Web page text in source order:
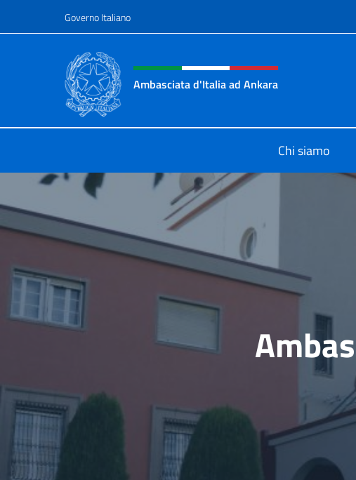
Governo Italiano
Intestazione sito, social e
Ambasciata d'Italia ad Ankara
Chi siamo